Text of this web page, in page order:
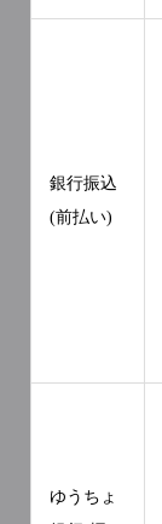
銀行振込
(前払い)
ゆうちょ